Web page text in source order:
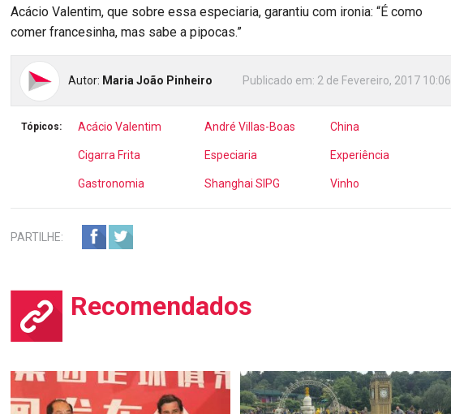
Acácio Valentim, que sobre essa especiaria, garantiu com ironia: “É como
comer francesinha, mas sabe a pipocas.”
Autor: Maria João Pinheiro Publicado em: 2 de Fevereiro, 2017 10:06
Tópicos: Acácio Valentim André Villas-Boas China
Cigarra Frita Especiaria Experiência
Gastronomia Shanghai SIPG Vinho
PARTILHE:
Recomendados